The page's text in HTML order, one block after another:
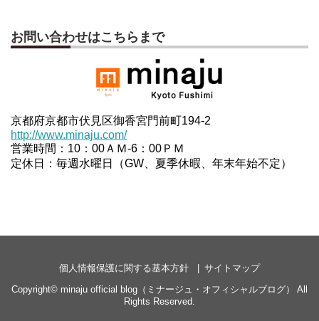
お問い合わせはこちらまで
京都府京都市伏見区御香宮門前町194-2
http://www.minaju.com/
営業時間：10：00ＡＭ-6：00ＰＭ
定休日：毎週水曜日（GW、夏季休暇、年末年始不定）
個人情報保護に関する基本方針
サイトマップ
Copyright© minaju official blog（ミナージュ・オフィシャルブログ）
All
Rights Reserved.